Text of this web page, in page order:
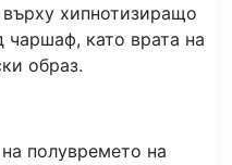
хипнотизиращо
чаршаф, като врата на
образ.
полувремето на